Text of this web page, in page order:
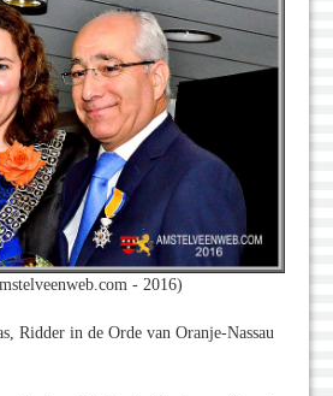
- 2016)
Ridder in de Orde van Oranje-Nassau